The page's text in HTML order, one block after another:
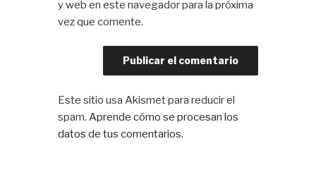
y web en este navegador para la próxima
vez que comente.
Este sitio usa Akismet para reducir el
spam. Aprende cómo se procesan los
datos de tus comentarios.